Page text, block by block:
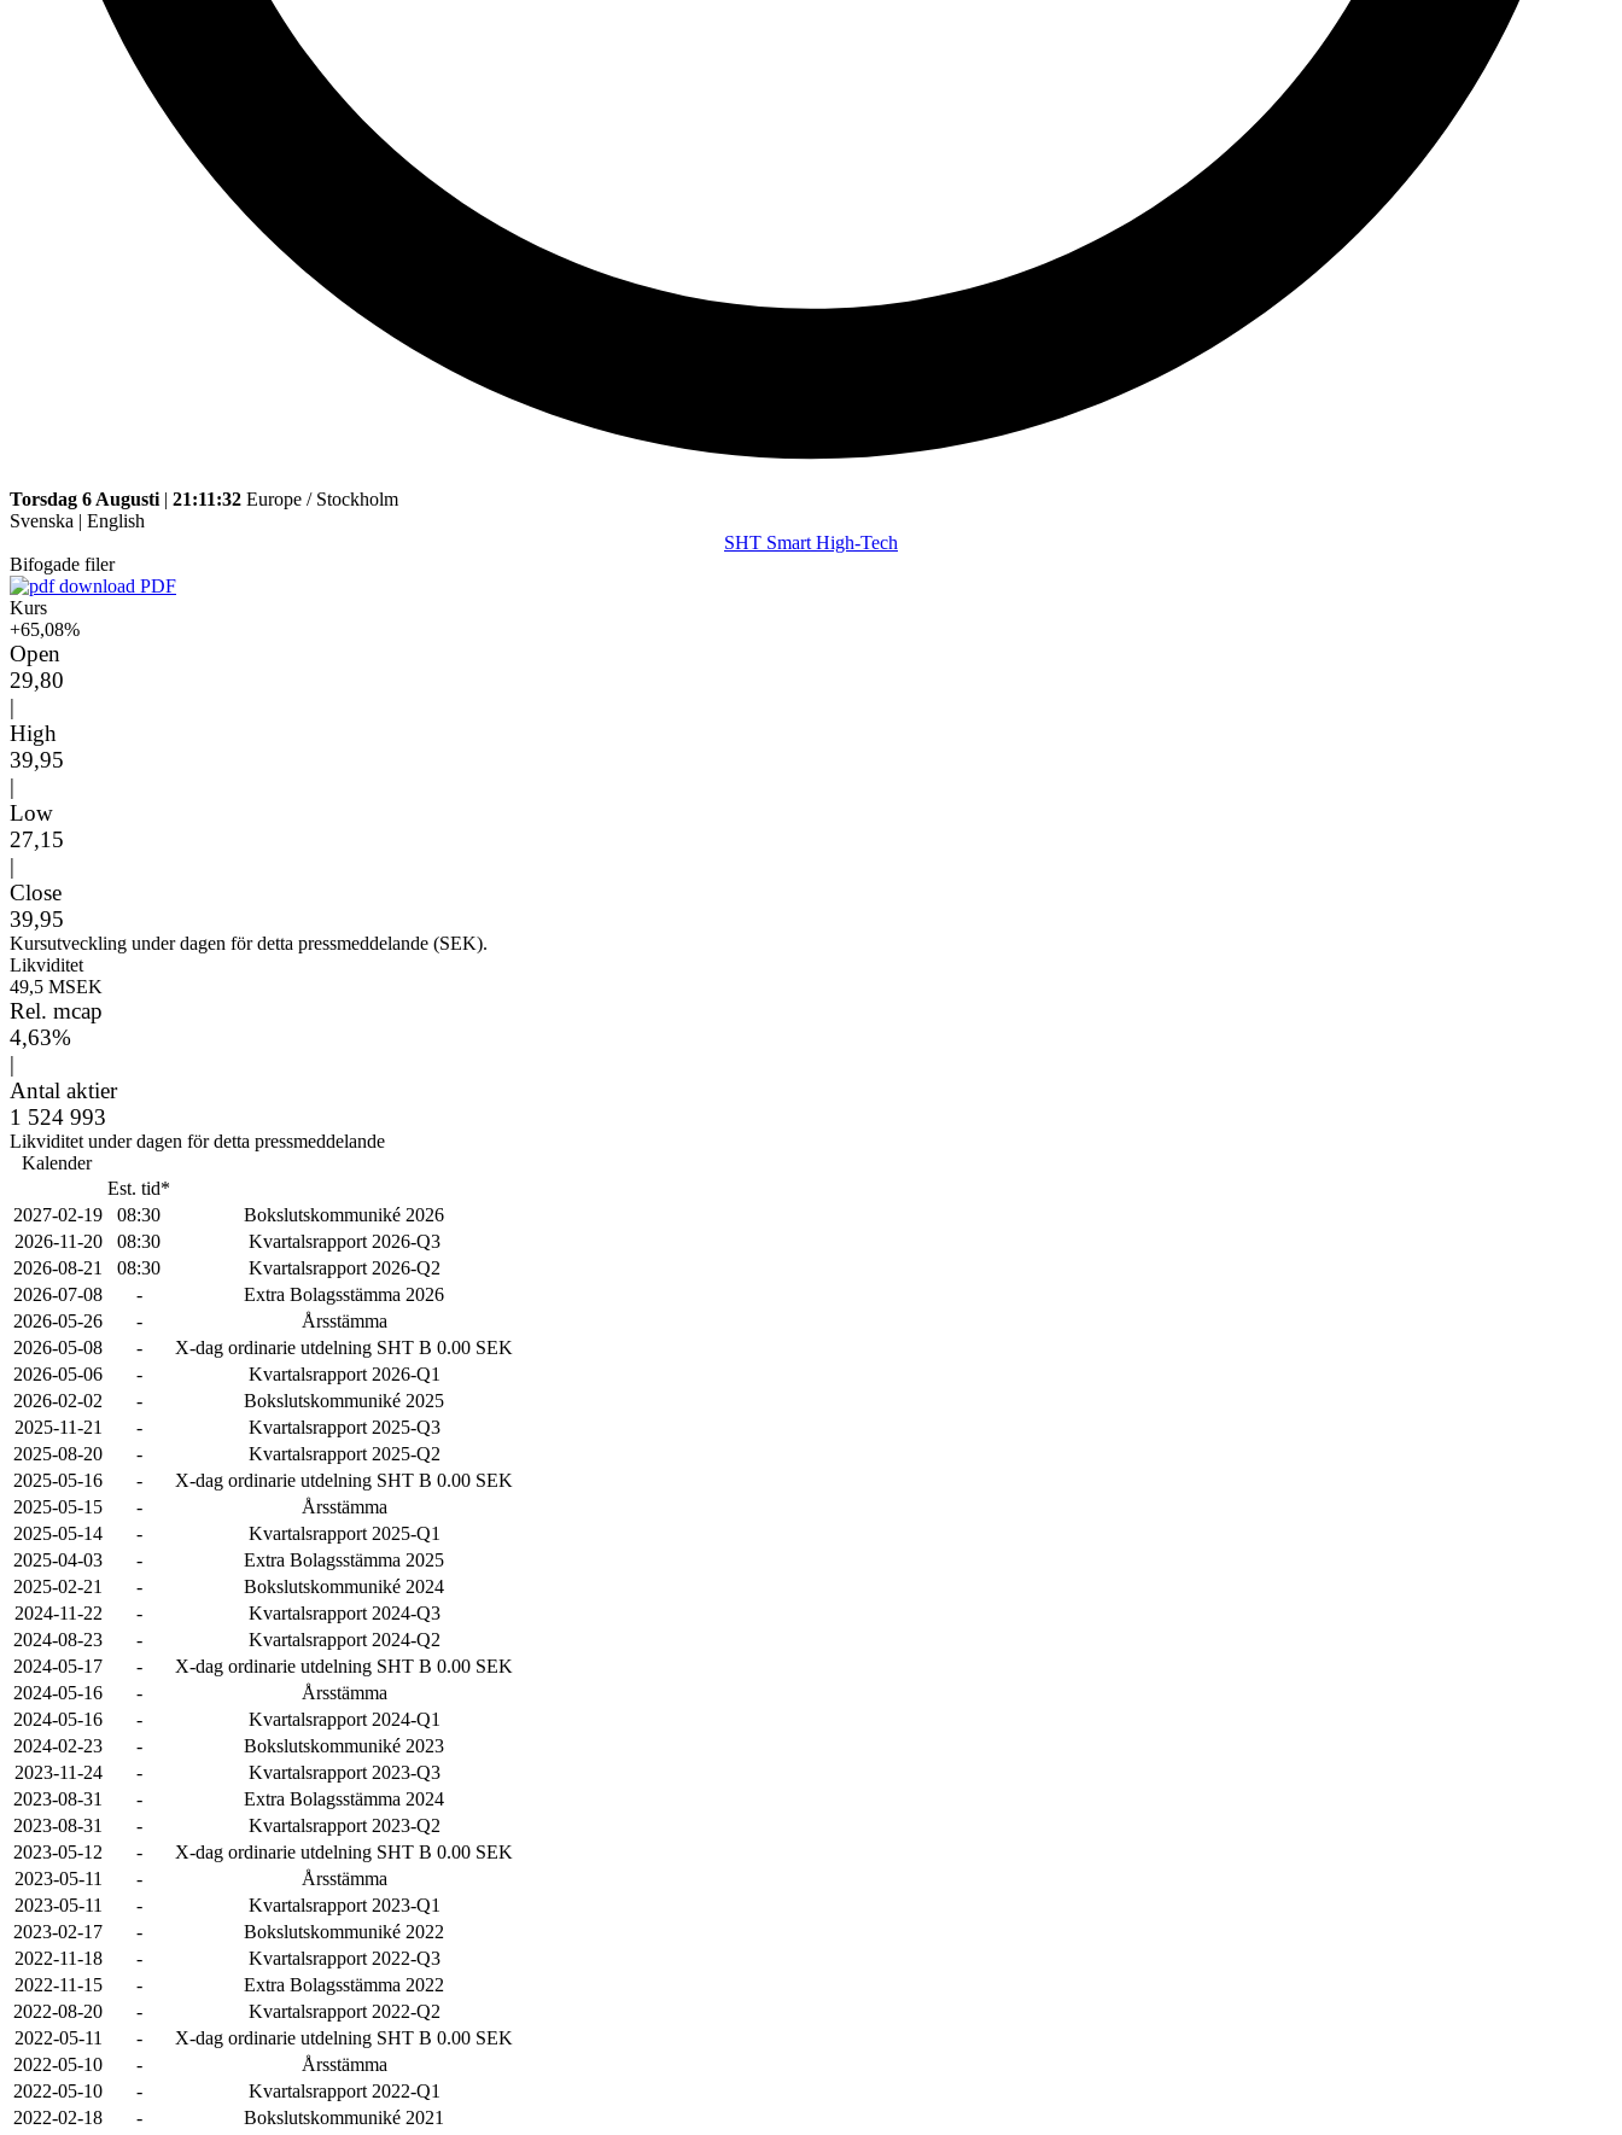
Torsdag 6 Augusti | 21:11:32 Europe / Stockholm
Svenska | English
SHT Smart High-Tech
Bifogade filer
PDF
Kurs
+65,08%
Open
29,80
|
High
39,95
|
Low
27,15
|
Close
39,95
Kursutveckling under dagen för detta pressmeddelande (SEK).
Likviditet
49,5 MSEK
Rel. mcap
4,63%
|
Antal aktier
1 524 993
Likviditet under dagen för detta pressmeddelande
Kalender
Est. tid*
2027-02-19
08:30
Bokslutskommuniké 2026
2026-11-20
08:30
Kvartalsrapport 2026-Q3
2026-08-21
08:30
Kvartalsrapport 2026-Q2
2026-07-08
-
Extra Bolagsstämma 2026
2026-05-26
-
Årsstämma
2026-05-08
-
X-dag ordinarie utdelning SHT B 0.00 SEK
2026-05-06
-
Kvartalsrapport 2026-Q1
2026-02-02
-
Bokslutskommuniké 2025
2025-11-21
-
Kvartalsrapport 2025-Q3
2025-08-20
-
Kvartalsrapport 2025-Q2
2025-05-16
-
X-dag ordinarie utdelning SHT B 0.00 SEK
2025-05-15
-
Årsstämma
2025-05-14
-
Kvartalsrapport 2025-Q1
2025-04-03
-
Extra Bolagsstämma 2025
2025-02-21
-
Bokslutskommuniké 2024
2024-11-22
-
Kvartalsrapport 2024-Q3
2024-08-23
-
Kvartalsrapport 2024-Q2
2024-05-17
-
X-dag ordinarie utdelning SHT B 0.00 SEK
2024-05-16
-
Årsstämma
2024-05-16
-
Kvartalsrapport 2024-Q1
2024-02-23
-
Bokslutskommuniké 2023
2023-11-24
-
Kvartalsrapport 2023-Q3
2023-08-31
-
Extra Bolagsstämma 2024
2023-08-31
-
Kvartalsrapport 2023-Q2
2023-05-12
-
X-dag ordinarie utdelning SHT B 0.00 SEK
2023-05-11
-
Årsstämma
2023-05-11
-
Kvartalsrapport 2023-Q1
2023-02-17
-
Bokslutskommuniké 2022
2022-11-18
-
Kvartalsrapport 2022-Q3
2022-11-15
-
Extra Bolagsstämma 2022
2022-08-20
-
Kvartalsrapport 2022-Q2
2022-05-11
-
X-dag ordinarie utdelning SHT B 0.00 SEK
2022-05-10
-
Årsstämma
2022-05-10
-
Kvartalsrapport 2022-Q1
2022-02-18
-
Bokslutskommuniké 2021